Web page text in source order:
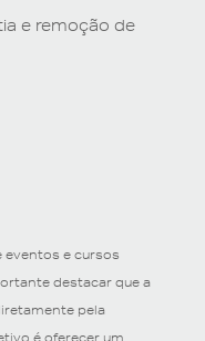
e remoção de
eventos e cursos
destacar que a
pela
é oferecer um